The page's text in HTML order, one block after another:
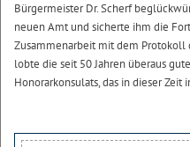
Bürgermeister Dr. Scherf
neuen Amt und sicherte ihm die
Zusammenarbeit mit dem Protokoll
lobte die seit 50 Jahren überaus
Honorarkonsulats, das in dieser Zeit